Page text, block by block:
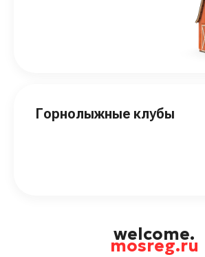
Горнолыжные клубы
welcome.
mosreg.ru